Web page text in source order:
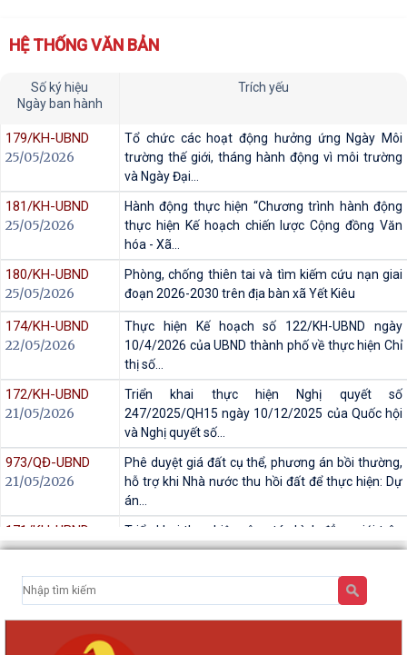
HỆ THỐNG VĂN BẢN
Số ký hiệu
Trích yếu
179/KH-UBND
25/05/2026
Tổ chức các hoạt động hưởng ứng Ngày Môi
trường thế giới, tháng hành động vì môi trường
và Ngày Đại...
181/KH-UBND
25/05/2026
Hành động thực hiện “Chương trình hành động
thực hiện Kế hoạch chiến lược Cộng đồng Văn
hóa - Xã...
180/KH-UBND
Phòng, chống thiên tai và tìm kiếm cứu nạn giai
đoạn 2026-2030 trên địa bàn xã Yết Kiêu
174/KH-UBND
22/05/2026
Thực hiện Kế hoạch số 122/KH-UBND ngày
10/4/2026 của UBND thành phố về thực hiện Chỉ
thị số...
172/KH-UBND
21/05/2026
Triển khai thực hiện Nghị quyết số
247/2025/QH15 ngày 10/12/2025 của Quốc hội
và Nghị quyết số...
973/QĐ-UBND
21/05/2026
Phê duyệt giá đất cụ thể, phương án bồi thường,
hỗ trợ khi Nhà nước thu hồi đất để thực hiện: Dự
171/KH-UBND
20/05/2026
Triển khai thực hiện công tác bình đẳng giới trên
địa bàn xã Yết Kiêu năm 2026
967/QĐ- UBND